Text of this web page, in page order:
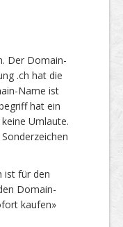
Der Domain-
.ch hat die
Name ist
hat ein
Umlaute.
ist für den
Domain-
kaufen»